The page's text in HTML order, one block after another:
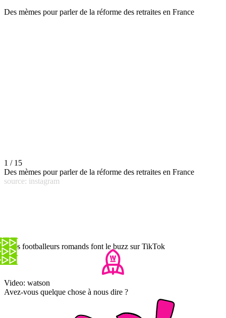
Des mèmes pour parler de la réforme des retraites en France
1 / 15
Des mèmes pour parler de la réforme des retraites en France
source: instagram
Trois footballeurs romands font le buzz sur TikTok
Video: watson
Avez-vous quelque chose à nous dire ?